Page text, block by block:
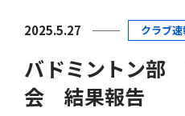
2025.5.27 クラブ速
バドミントン部
会 結果報告